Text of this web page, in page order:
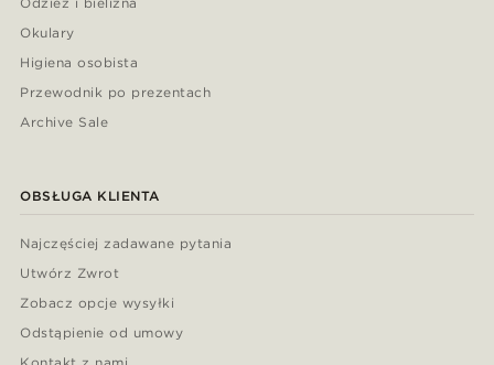
Okulary
Higiena osobista
Przewodnik po prezentach
Archive Sale
OBSŁUGA KLIENTA
Najczęściej zadawane pytania
Utwórz Zwrot
Zobacz opcje wysyłki
Odstąpienie od umowy